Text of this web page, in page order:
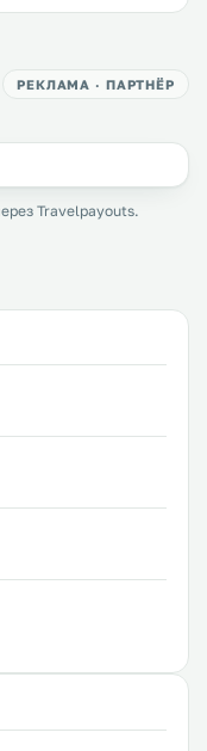
РЕКЛАМА · ПАРТНЁР
Travelpayouts.